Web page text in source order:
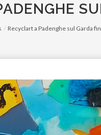
Recyclart a Padenghe sul Garda